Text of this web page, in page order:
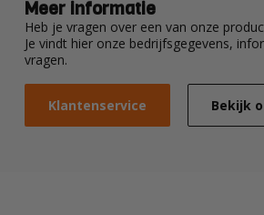
Meer informatie
Heb je vragen over een van onze
Je vindt hier onze bedrijfsgegevens,
vragen.
Klantenservice Bekijk